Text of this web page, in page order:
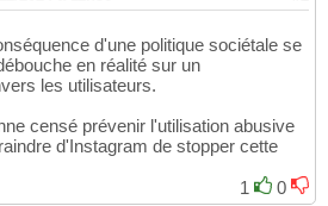
d'une politique sociétale se
en réalité sur un
les utilisateurs.
censé prévenir l'utilisation abusive
d'Instagram de stopper cette
1
0